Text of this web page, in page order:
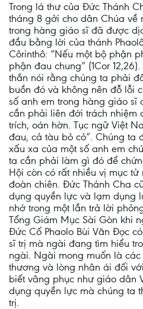
Trong lá thư của Đức Thánh
tháng 8 gởi cho dân Chúa về
trong hàng giáo sĩ đã được
đầu bằng lời của thánh
Côrinthô: “Nếu một bộ phận
phận đau chung” (1Cor
thắn nói rằng chúng ta phải
buồn đó và không nên đỗ lỗi
số anh em trong hàng giáo sĩ
cần phải liên đới trách nhiệm
trích, oán hờn. Tục ngữ Việt
đau, cả tàu bỏ cỏ”. Chúng ta
xấu xa của một số anh em
ta cần phải làm gì đó để
Hội còn có rất nhiều vị mục
đoàn chiên. Đức Thánh Cha
dụng quyền lực và lạm dụng
nhớ trong một lần trả lời
Tổng Giám Mục Sài Gòn khi
Đức Cố Phaolo Bùi Văn Đọc
sĩ trị mà ngài đang tìm hiểu
ngài. Ngài mong muốn là
thương và lòng nhân ái đối
biết vâng phục như giáo dân
dụng quyền lực mà chúng ta
trị.